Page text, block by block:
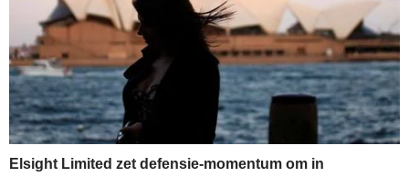
Elsight Limited zet defensie-momentum om in